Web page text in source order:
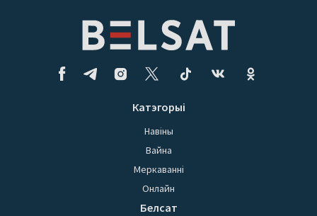
Катэгорыі
Навіны
Вайна
Меркаванні
Онлайн
Белсат